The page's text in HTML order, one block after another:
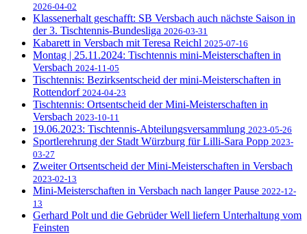
2026-04-02
Klassenerhalt geschafft: SB Versbach auch nächste Saison in
der 3. Tischtennis-Bundesliga 2026-03-31
Kabarett in Versbach mit Teresa Reichl 2025-07-16
Montag | 25.11.2024: Tischtennis mini-Meisterschaften in
Versbach 2024-11-05
Tischtennis: Bezirksentscheid der mini-Meisterschaften in
Rottendorf 2024-04-23
Tischtennis: Ortsentscheid der Mini-Meisterschaften in
Versbach 2023-10-11
19.06.2023: Tischtennis-Abteilungsversammlung 2023-05-26
Sportlerehrung der Stadt Würzburg für Lilli-Sara Popp 2023-
03-27
Zweiter Ortsentscheid der Mini-Meisterschaften in Versbach
2023-02-13
Mini-Meisterschaften in Versbach nach langer Pause 2022-12-
13
Gerhard Polt und die Gebrüder Well liefern Unterhaltung vom
Feinsten